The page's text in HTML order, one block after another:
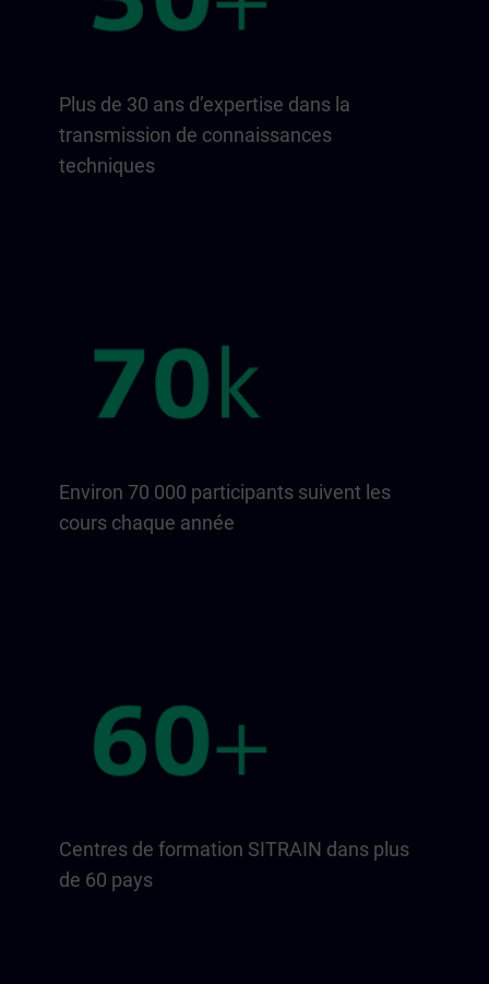
Plus de 30 ans d’expertise dans la
transmission de connaissances
techniques
Environ 70 000 participants suivent les
cours chaque année
Centres de formation SITRAIN dans plus
de 60 pays